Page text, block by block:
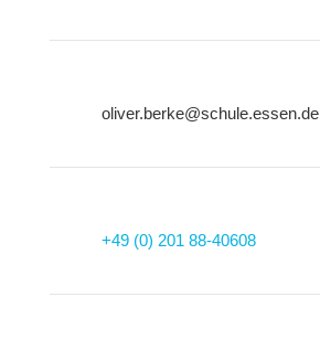
oliver.berke@schule.essen.de
+49 (0) 201 88-40608